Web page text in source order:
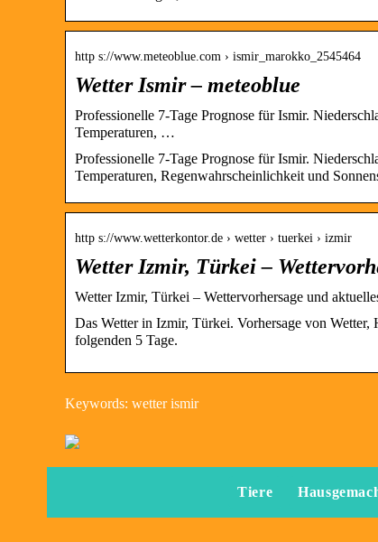
http s://www.meteoblue.com › ismir_marokko_2545464
Wetter Ismir – meteoblue
Professionelle 7-Tage Prognose für Ismir.
Temperaturen, …
Professionelle 7-Tage Prognose für Ismir.
Temperaturen, Regenwahrscheinlichkeit und
http s://www.wetterkontor.de › wetter › tuerkei › izmir
Wetter Izmir, Türkei –
Wetter Izmir, Türkei – Wettervorhersage und
Das Wetter in Izmir, Türkei. Vorhersage von
folgenden 5 Tage.
Keywords: wetter ismir
Tiere